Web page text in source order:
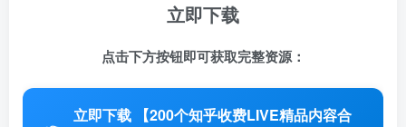
立即下载
点击下方按钮即可获取完整资源：
立即下载 【200个知乎收费LIVE精品内容合